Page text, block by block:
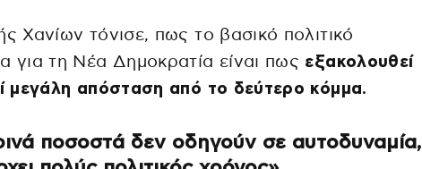
Χανίων τόνισε, πως το βασικό πολιτικό
για τη Νέα Δημοκρατία είναι πως εξακολουθεί
μεγάλη απόσταση από το δεύτερο κόμμα.
ποσοστά δεν οδηγούν σε αυτοδυναμία,